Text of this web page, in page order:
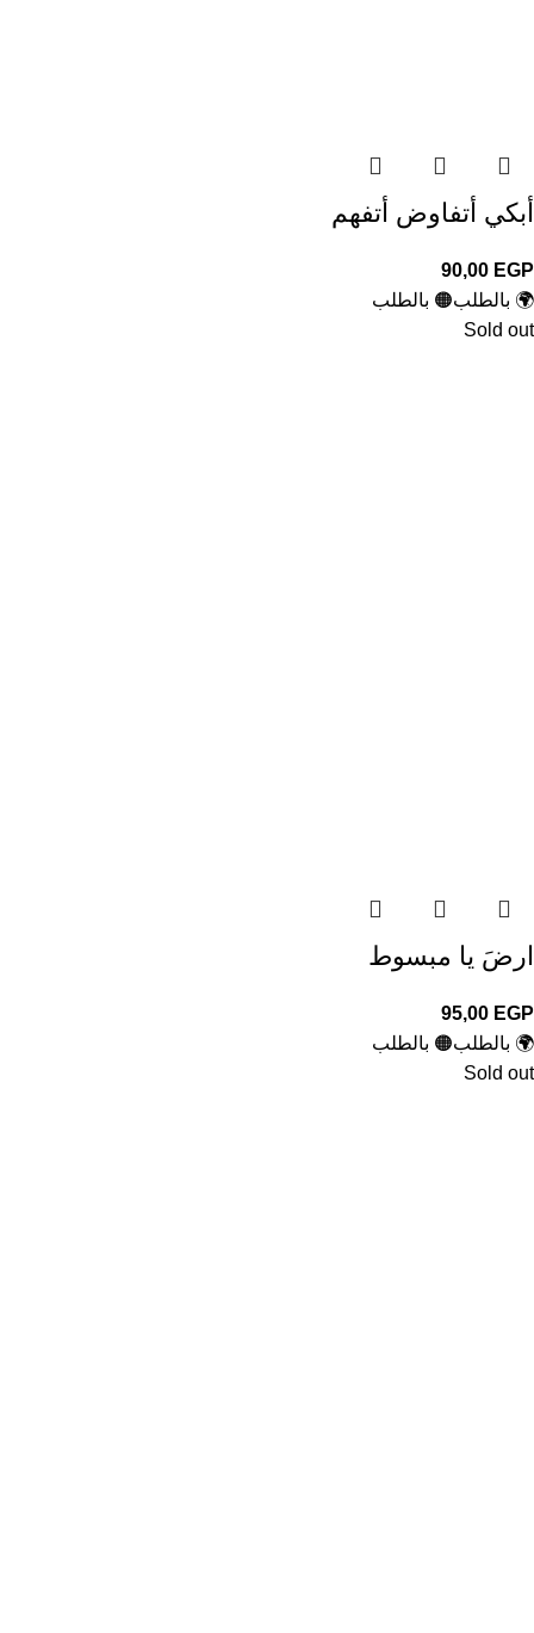
أبكي أتفاوض أتفهم
90,00 EGP
🌍 بالطلب🟠 بالطلب
Sold out
ارضَ يا مبسوط
95,00 EGP
🌍 بالطلب🟠 بالطلب
Sold out